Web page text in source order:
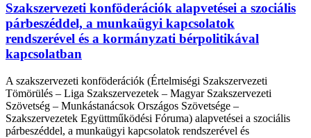
Szakszervezeti konföderációk alapvetései a szociális
párbeszéddel, a munkaügyi kapcsolatok
rendszerével és a kormányzati bérpolitikával
kapcsolatban
A szakszervezeti konföderációk (Értelmiségi Szakszervezeti
Tömörülés – Liga Szakszervezetek – Magyar Szakszervezeti
Szövetség – Munkástanácsok Országos Szövetsége –
Szakszervezetek Együttműködési Fóruma) alapvetései a szociális
párbeszéddel, a munkaügyi kapcsolatok rendszerével és